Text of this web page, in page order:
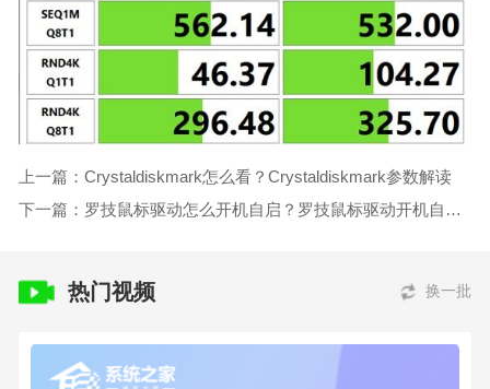
上一篇：Crystaldiskmark怎么看？Crystaldiskmark参数解读
下一篇：罗技鼠标驱动怎么开机自启？罗技鼠标驱动开机自启动的设置教程
热门视频 换一批